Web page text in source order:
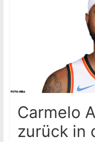
Carmelo
zurück in